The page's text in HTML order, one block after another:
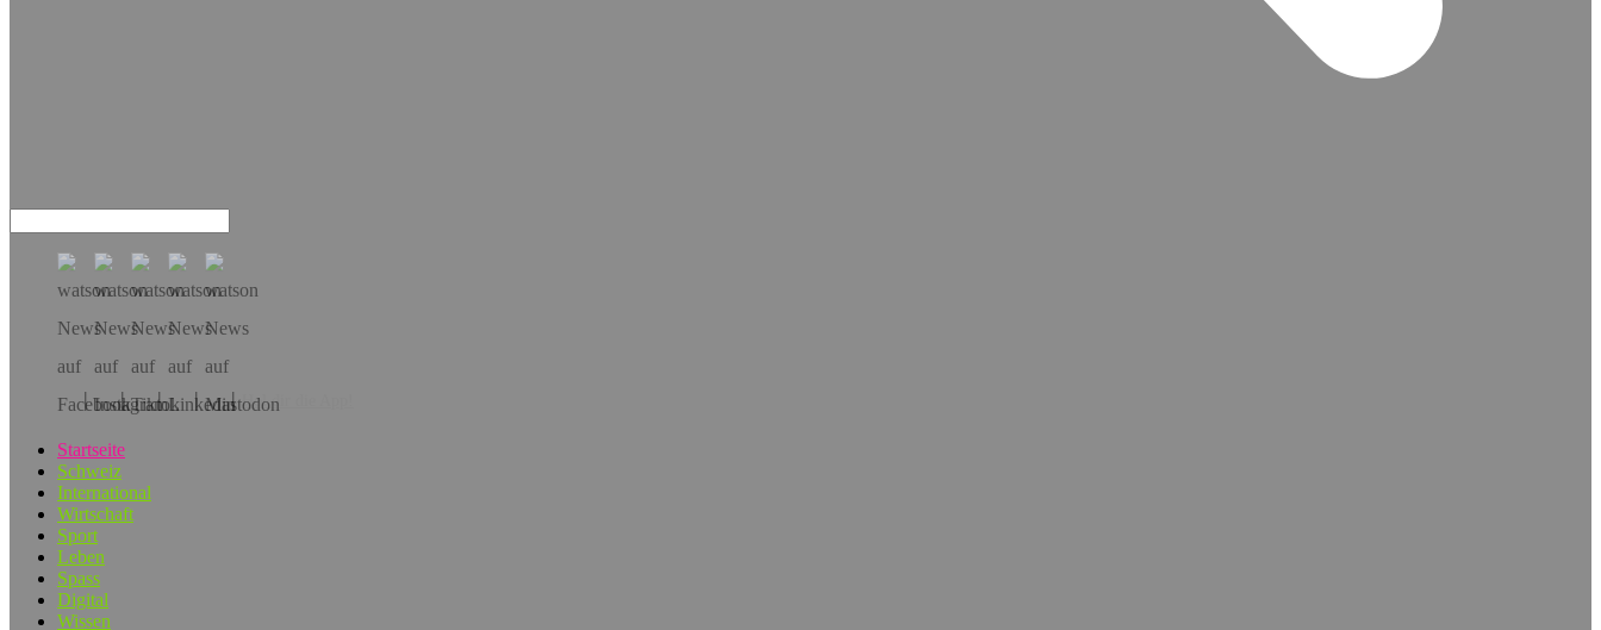
Hol dir die App!
Startseite
Schweiz
International
Wirtschaft
Sport
Leben
Spass
Digital
Wissen